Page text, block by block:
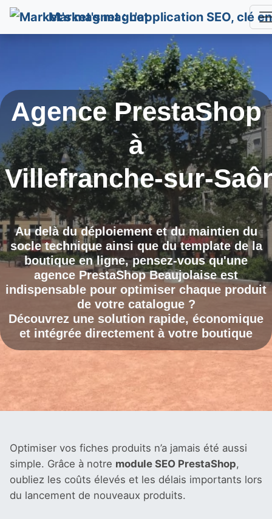
Market's magnet
Agence PrestaShop
à
Villefranche-sur-
Au delà du déploiement et du maintien du
socle technique ainsi que du template de la
boutique en ligne, pensez-vous qu'une
agence PrestaShopBeaujolaise est
indispensable pour optimiser chaque produit
de votre catalogue ?
Découvrez une solution rapide, économique
et intégrée directement à votre boutique
Optimiser vos fiches produits n’a jamais été aussi
simple. Grâce à notre module SEO PrestaShop,
oubliez les coûts élevés et les délais importants lors
du lancement de nouveaux produits.